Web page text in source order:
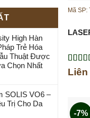
High Hàn
Trẻ Hóa
Thuật Được
Chọn Nhất
SOLIS VO6 –
Trị Cho Da
Mã SP:
Được
hạng
Liên
-7%